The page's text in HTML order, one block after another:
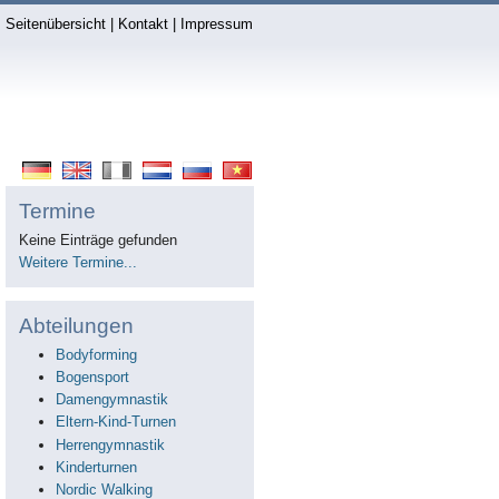
Seitenübersicht| Kontakt| Impressum
Termine
Keine Einträge gefunden
Weitere Termine...
Abteilungen
Bodyforming
Bogensport
Damengymnastik
Eltern-Kind-Turnen
Herrengymnastik
Kinderturnen
Nordic Walking